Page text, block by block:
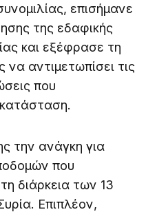
επισήμανε
της εδαφικής
και εξέφρασε τη
αντιμετωπίσει τις
που
την ανάγκη για
που
διάρκεια των 13
Επιπλέον,